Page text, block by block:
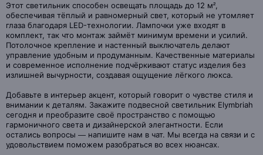
Этот светильник способен освещать площадь до 12 м²,
обеспечивая тёплый и равномерный свет, который не утомляет
глаза благодаря LED-технологии. Лампочки уже входят в
комплект, так что монтаж займёт минимум времени и усилий.
Потолочное крепление и настенный выключатель делают
управление удобным и продуманным. Качественные материалы
и современное исполнение подчёркивают статус изделия без
излишней вычурности, создавая ощущение лёгкого люкса.
Добавьте в интерьер акцент, который говорит о чувстве стиля и
внимании к деталям. Закажите подвесной светильник Elymbriah
сегодня и преобразите своё пространство с помощью
гармоничного света и дизайнерской элегантности. Если
остались вопросы — напишите нам в чат. Мы всегда на связи и с
удовольствием поможем разобраться во всех нюансах.